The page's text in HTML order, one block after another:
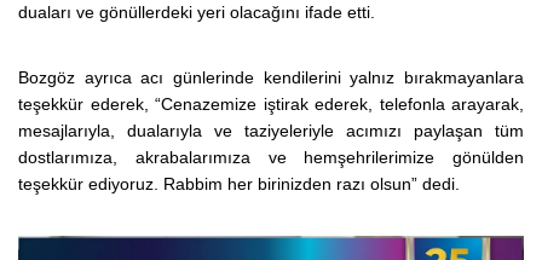
duaları ve gönüllerdeki yeri olacağını ifade etti.
Bozgöz ayrıca acı günlerinde kendilerini yalnız bırakmayanlara
teşekkür ederek, “Cenazemize iştirak ederek, telefonla arayarak,
mesajlarıyla, dualarıyla ve taziyeleriyle acımızı paylaşan tüm
dostlarımıza, akrabalarımıza ve hemşehrilerimize gönülden
teşekkür ediyoruz. Rabbim her birinizden razı olsun” dedi.